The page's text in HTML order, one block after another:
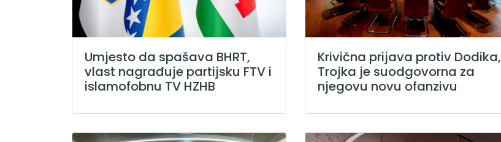
Umjesto da spašava BHRT,
vlast nagrađuje partijsku FTV i
islamofobnu TV HZHB
Krivična prijava protiv Dodika,
Trojka je suodgovorna za
njegovu novu ofanzivu